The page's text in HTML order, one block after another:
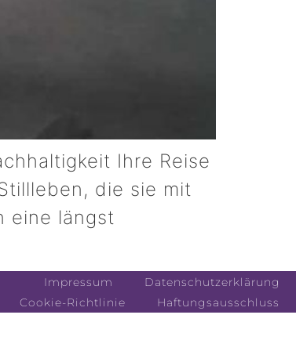
Ihre Reise
die sie mit
eine längst
Impressum
Datenschutzerklärung
Cookie-Richtlinie
Haftungsausschluss